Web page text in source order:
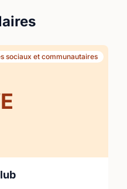
sociaux et communautaires